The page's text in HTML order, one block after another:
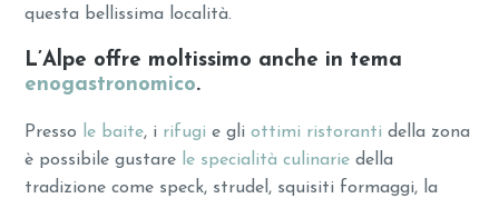
questa bellissima località.
L’Alpe offre moltissimo anche in tema
enogastronomico.
Presso le baite, i rifugi e gliottimi ristoranti della zona
è possibile gustare le specialità culinarie della
tradizione come speck, strudel, squisiti formaggi, la